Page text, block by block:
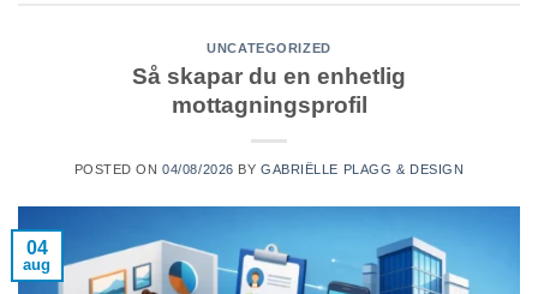
UNCATEGORIZED
Så skapar du en enhetlig
mottagningsprofil
POSTED ON04/08/2026 BY GABRIËLLE PLAGG & DESIGN
04
aug